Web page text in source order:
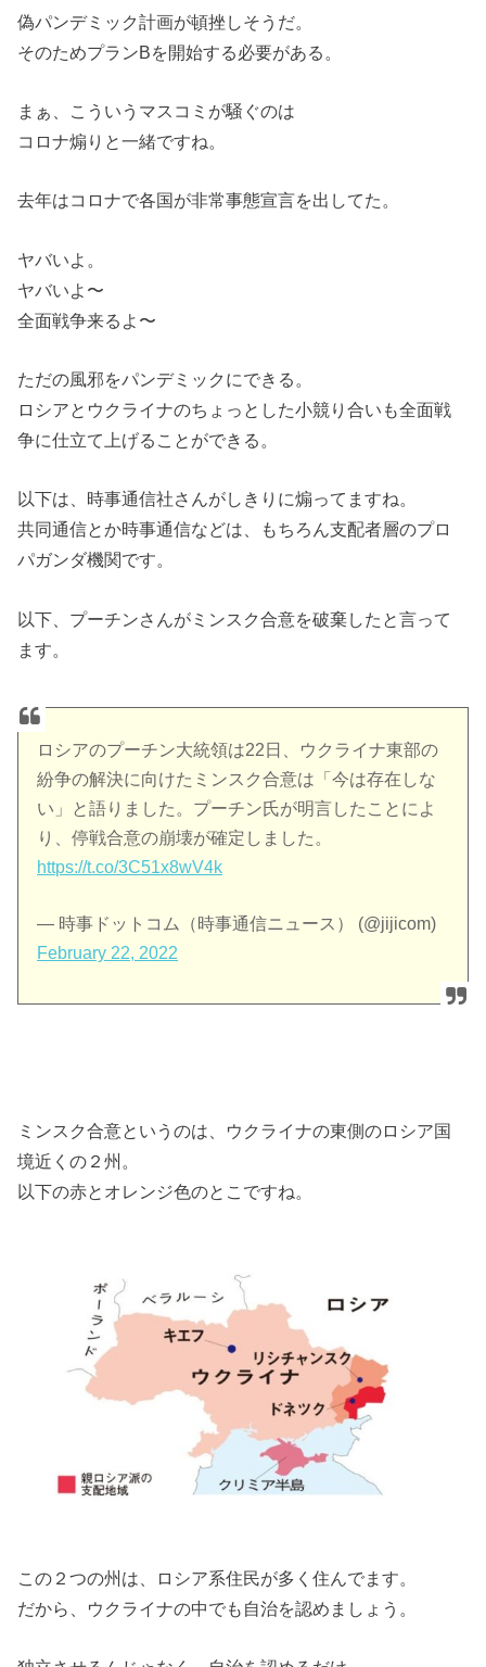
偽パンデミック計画が頓挫しそうだ。
そのためプランBを開始する必要がある。
まぁ、こういうマスコミが騒ぐのは
コロナ煽りと一緒ですね。
去年はコロナで各国が非常事態宣言を出してた。
ヤバいよ。
ヤバいよ〜
全面戦争来るよ〜
ただの風邪をパンデミックにできる。
ロシアとウクライナのちょっとした小競り合いも全面戦
争に仕立て上げることができる。
以下は、時事通信社さんがしきりに煽ってますね。
共同通信とか時事通信などは、もちろん支配者層のプロ
パガンダ機関です。
以下、プーチンさんがミンスク合意を破棄したと言って
ます。
ロシアのプーチン大統領は22日、ウクライナ東部の
紛争の解決に向けたミンスク合意は「今は存在しな
い」と語りました。プーチン氏が明言したことによ
り、停戦合意の崩壊が確定しました。
https://t.co/3C51x8wV4k
— 時事ドットコム（時事通信ニュース） (@jijicom)
February 22, 2022
ミンスク合意というのは、ウクライナの東側のロシア国
境近くの２州。
以下の赤とオレンジ色のとこですね。
この２つの州は、ロシア系住民が多く住んでます。
だから、ウクライナの中でも自治を認めましょう。